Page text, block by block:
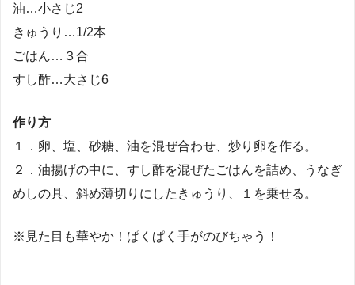
油…小さじ2
きゅうり…1/2本
ごはん…３合
すし酢…大さじ6
作り方
１．卵、塩、砂糖、油を混ぜ合わせ、炒り卵を作る。
２．油揚げの中に、すし酢を混ぜたごはんを詰め、うなぎ
めしの具、斜め薄切りにしたきゅうり、１を乗せる。
※見た目も華やか！ぱくぱく手がのびちゃう！